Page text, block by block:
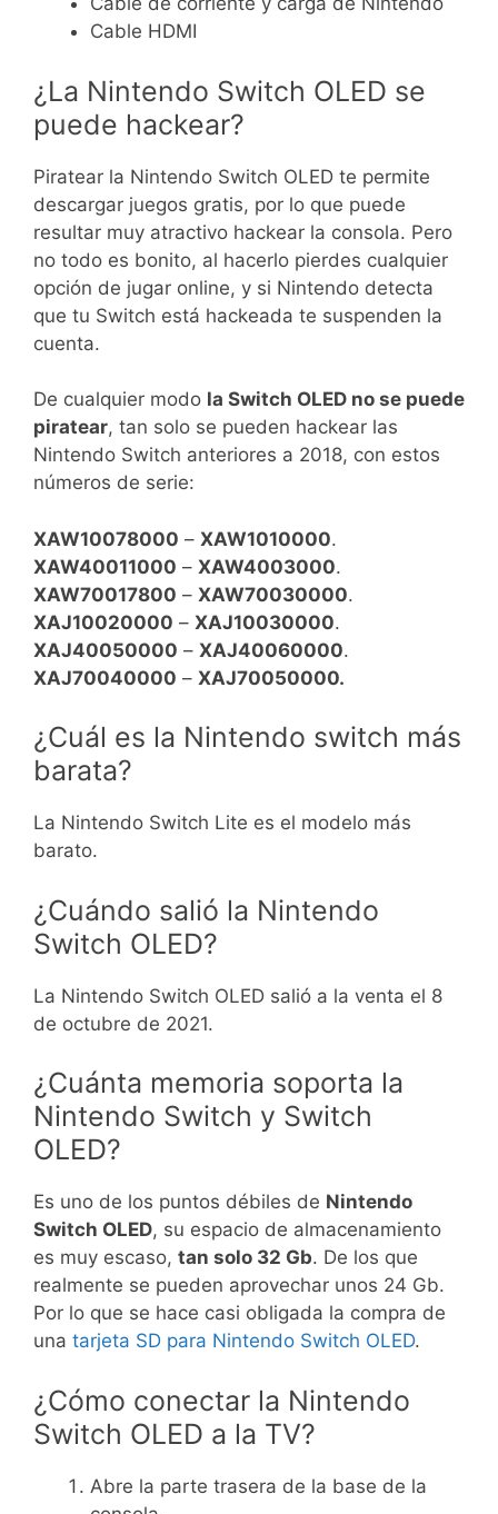
Cable HDMI
¿La Nintendo Switch OLED se
puede hackear?
Piratear la Nintendo Switch OLED te permite
descargar juegos gratis, por lo que puede
resultar muy atractivo hackear la consola. Pero
no todo es bonito, al hacerlo pierdes cualquier
opción de jugar online, y si Nintendo detecta
que tu Switch está hackeada te suspenden la
cuenta.
De cualquier modo la Switch OLED no se puede
piratear, tan solo se pueden hackear las
Nintendo Switch anteriores a 2018, con estos
números de serie:
XAW10078000 – XAW1010000.
XAW40011000 – XAW4003000.
XAW70017800 – XAW70030000.
XAJ10020000 – XAJ10030000.
XAJ40050000 – XAJ40060000.
XAJ70040000 – XAJ70050000.
¿Cuál es la Nintendo switch más
barata?
La Nintendo Switch Lite es el modelo más
barato.
¿Cuándo salió la Nintendo
Switch OLED?
La Nintendo Switch OLED salió a la venta el 8
de octubre de 2021.
¿Cuánta memoria soporta la
Nintendo Switch y Switch
OLED?
Es uno de los puntos débiles de Nintendo
Switch OLED, su espacio de almacenamiento
es muy escaso, tan solo 32 Gb. De los que
realmente se pueden aprovechar unos 24 Gb.
Por lo que se hace casi obligada la compra de
una tarjeta SD para Nintendo Switch OLED.
¿Cómo conectar la Nintendo
Switch OLED a la TV?
Abre la parte trasera de la base de la